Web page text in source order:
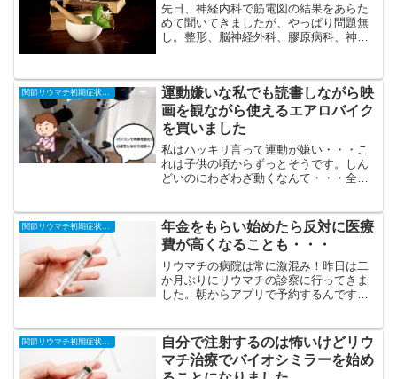
先日、神経内科で筋電図の結果をあらた
めて聞いてきましたが、やっぱり問題無
し。整形、脳神経外科、膠原病科、神経
名はまだありません。結局9月以降、色ん
な病院に行きたくさんの...
関節リウマチ初期症状と治療の全記録
運動嫌いな私でも読書しながら映
画を観ながら使えるエアロバイク
を買いました
私はハッキリ言って運動が嫌い・・・こ
れは子供の頃からずっとそうです。しん
どいのにわざわざ動くなんて・・・全然
から運動をやるとしても、義務感しかな
いので長くは続きません。...
年金をもらい始めたら反対に医療
費が高くなることも・・・
リウマチの病院は常に激混み！昨日は二
か月ぶりにリウマチの診察に行ってきま
した。朝からアプリで予約するんです
つもりで見てみると次の予約は56番だっ
たのでこれだと何時に...
自分で注射するのは怖いけどリウ
マチ治療でバイオシミラーを始め